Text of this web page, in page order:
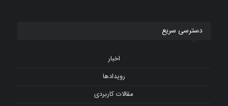
دسترسی سریع
اخبار
رویدادها
مقالات کاربردی